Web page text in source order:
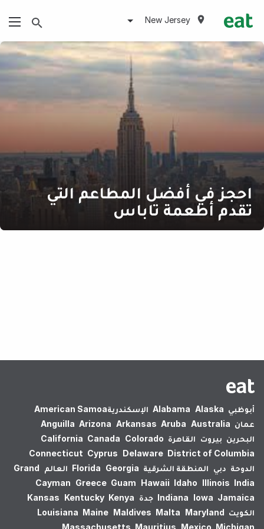
New Jersey
احجز في أفضل المطاعم التي
تقدم أطعمة تاباس
أبوظبي Alabama Alaska الإسكندرية‎American Samoa
عمان
Anguilla Arizona Arkansas Aruba Australia
البحرين بيروت القاهرة California Canada Colorado
Connecticut Cyprus Delaware District of Columbia
الدوحة دبي المنطقة الشرقية Florida Georgia العالم
Grand
Cayman Greece Guam Hawaii Idaho Illinois India
Indiana Iowa Jamaica جدة Kansas Kentucky Kenya
الكويت
Louisiana Maine Maldives Malta Maryland